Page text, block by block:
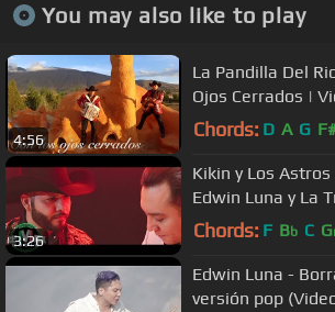
You may also like to play
4:56
La Pandilla Del
Ojos Cerrados |
Chords: D A G
3:26
Kikin y Los
Edwin Luna y La
Monterrey (Video
Chords: F Bb C G
Edwin Luna -
versión pop